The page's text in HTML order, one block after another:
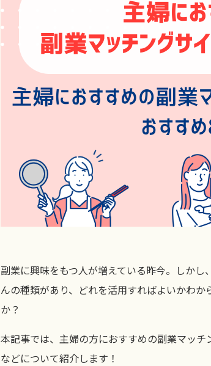
副業に興味をもつ人が増えている昨今。しか
んの種類があり、どれを活用すればよいかわ
か？
本記事では、主婦の方におすすめの副業マッ
などについて紹介します！